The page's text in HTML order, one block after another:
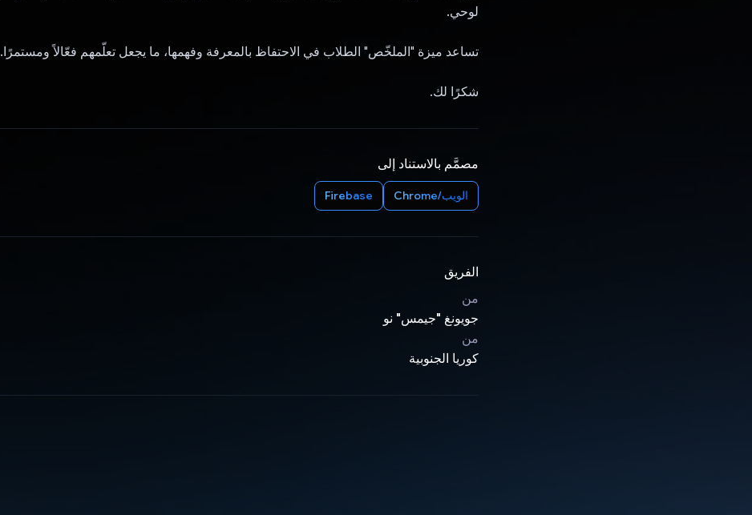
لوحي.
تساعد ميزة "الملخّص" الطلاب في الاحتفاظ بالمعرفة وفهمها، ما يجعل تعلّمهم فعّالاً ومستمرًا.
شكرًا لك.
مصمَّم بالاستناد إلى
الويب/Chrome Firebase
الفريق
من
جويونغ "جيمس" نو
من
كوريا الجنوبية